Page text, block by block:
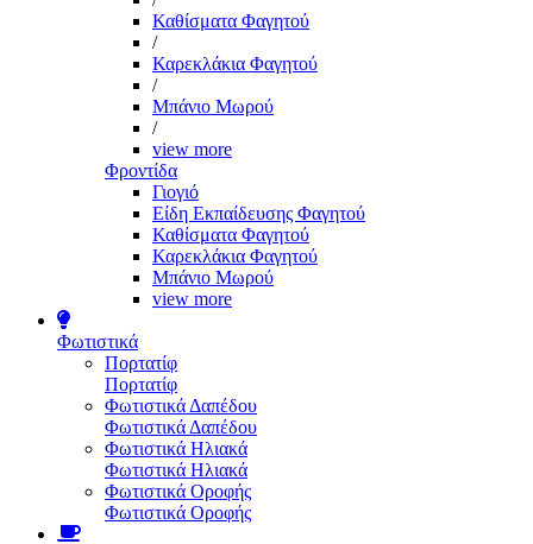
Καθίσματα Φαγητού
/
Καρεκλάκια Φαγητού
/
Μπάνιο Μωρού
/
view more
Φροντίδα
Γιογιό
Είδη Εκπαίδευσης Φαγητού
Καθίσματα Φαγητού
Καρεκλάκια Φαγητού
Μπάνιο Μωρού
view more
Φωτιστικά
Πορτατίφ
Πορτατίφ
Φωτιστικά Δαπέδου
Φωτιστικά Δαπέδου
Φωτιστικά Ηλιακά
Φωτιστικά Ηλιακά
Φωτιστικά Οροφής
Φωτιστικά Οροφής